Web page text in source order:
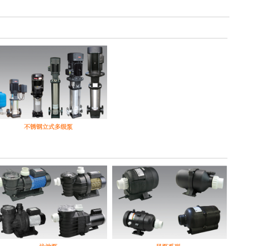
不锈钢立式多级泵